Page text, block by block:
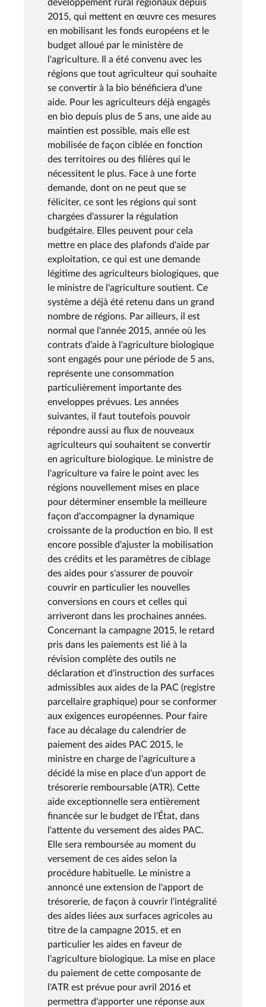
développement rural régionaux depuis
2015, qui mettent en œuvre ces mesures
en mobilisant les fonds européens et le
budget alloué par le ministère de
l'agriculture. Il a été convenu avec les
régions que tout agriculteur qui souhaite
se convertir à la bio bénéficiera d'une
aide. Pour les agriculteurs déjà engagés
en bio depuis plus de 5 ans, une aide au
maintien est possible, mais elle est
mobilisée de façon ciblée en fonction
des territoires ou des filières qui le
nécessitent le plus. Face à une forte
demande, dont on ne peut que se
féliciter, ce sont les régions qui sont
chargées d'assurer la régulation
budgétaire. Elles peuvent pour cela
mettre en place des plafonds d'aide par
exploitation, ce qui est une demande
légitime des agriculteurs biologiques, que
le ministre de l'agriculture soutient. Ce
système a déjà été retenu dans un grand
nombre de régions. Par ailleurs, il est
normal que l'année 2015, année où les
contrats d'aide à l'agriculture biologique
sont engagés pour une période de 5 ans,
représente une consommation
particulièrement importante des
enveloppes prévues. Les années
suivantes, il faut toutefois pouvoir
répondre aussi au flux de nouveaux
agriculteurs qui souhaitent se convertir
en agriculture biologique. Le ministre de
l'agriculture va faire le point avec les
régions nouvellement mises en place
pour déterminer ensemble la meilleure
façon d'accompagner la dynamique
croissante de la production en bio. Il est
encore possible d'ajuster la mobilisation
des crédits et les paramètres de ciblage
des aides pour s'assurer de pouvoir
couvrir en particulier les nouvelles
conversions en cours et celles qui
arriveront dans les prochaines années.
Concernant la campagne 2015, le retard
pris dans les paiements est lié à la
révision complète des outils ne
déclaration et d'instruction des surfaces
admissibles aux aides de la PAC (registre
parcellaire graphique) pour se conformer
aux exigences européennes. Pour faire
face au décalage du calendrier de
paiement des aides PAC 2015, le
ministre en charge de l'agriculture a
décidé la mise en place d'un apport de
trésorerie remboursable (ATR). Cette
aide exceptionnelle sera entièrement
financée sur le budget de l'État, dans
l'attente du versement des aides PAC.
Elle sera remboursée au moment du
versement de ces aides selon la
procédure habituelle. Le ministre a
annoncé une extension de l'apport de
trésorerie, de façon à couvrir l'intégralité
des aides liées aux surfaces agricoles au
titre de la campagne 2015, et en
particulier les aides en faveur de
l'agriculture biologique. La mise en place
du paiement de cette composante de
l'ATR est prévue pour avril 2016 et
permettra d'apporter une réponse aux